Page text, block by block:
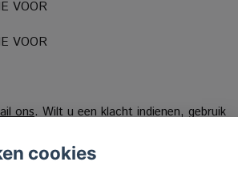
VOOR
VOOR
ons. Wilt u een klacht indienen, gebruik
9659 EVO International AB, Norra
cookies